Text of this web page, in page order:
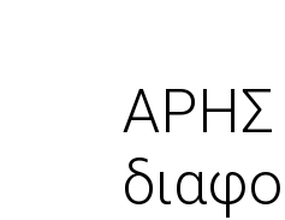
ΑΡΗΣ